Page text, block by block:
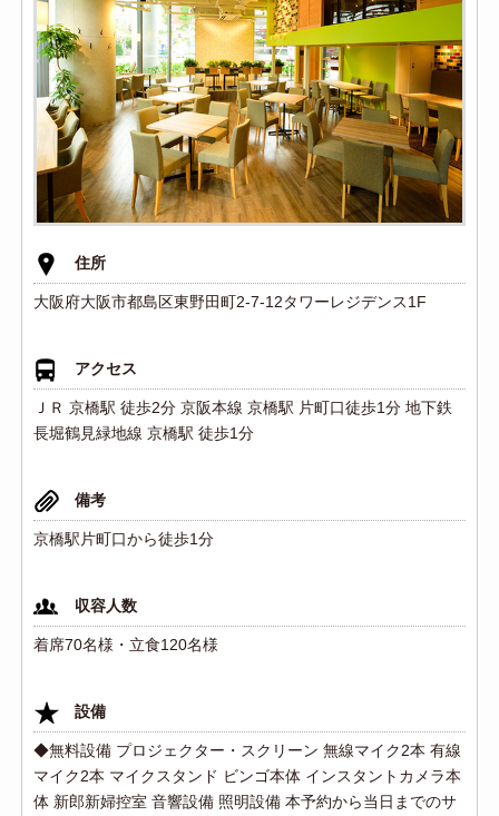
住所
大阪府大阪市都島区東野田町2-7-12タワーレジデンス1F
アクセス
ＪＲ 京橋駅 徒歩2分 京阪本線 京橋駅 片町口徒歩1分 地下鉄
長堀鶴見緑地線 京橋駅 徒歩1分
備考
京橋駅片町口から徒歩1分
収容人数
着席70名様・立食120名様
設備
◆無料設備 プロジェクター・スクリーン 無線マイク2本 有線
マイク2本 マイクスタンド ビンゴ本体 インスタントカメラ本
体 新郎新婦控室 音響設備 照明設備 本予約から当日までのサ